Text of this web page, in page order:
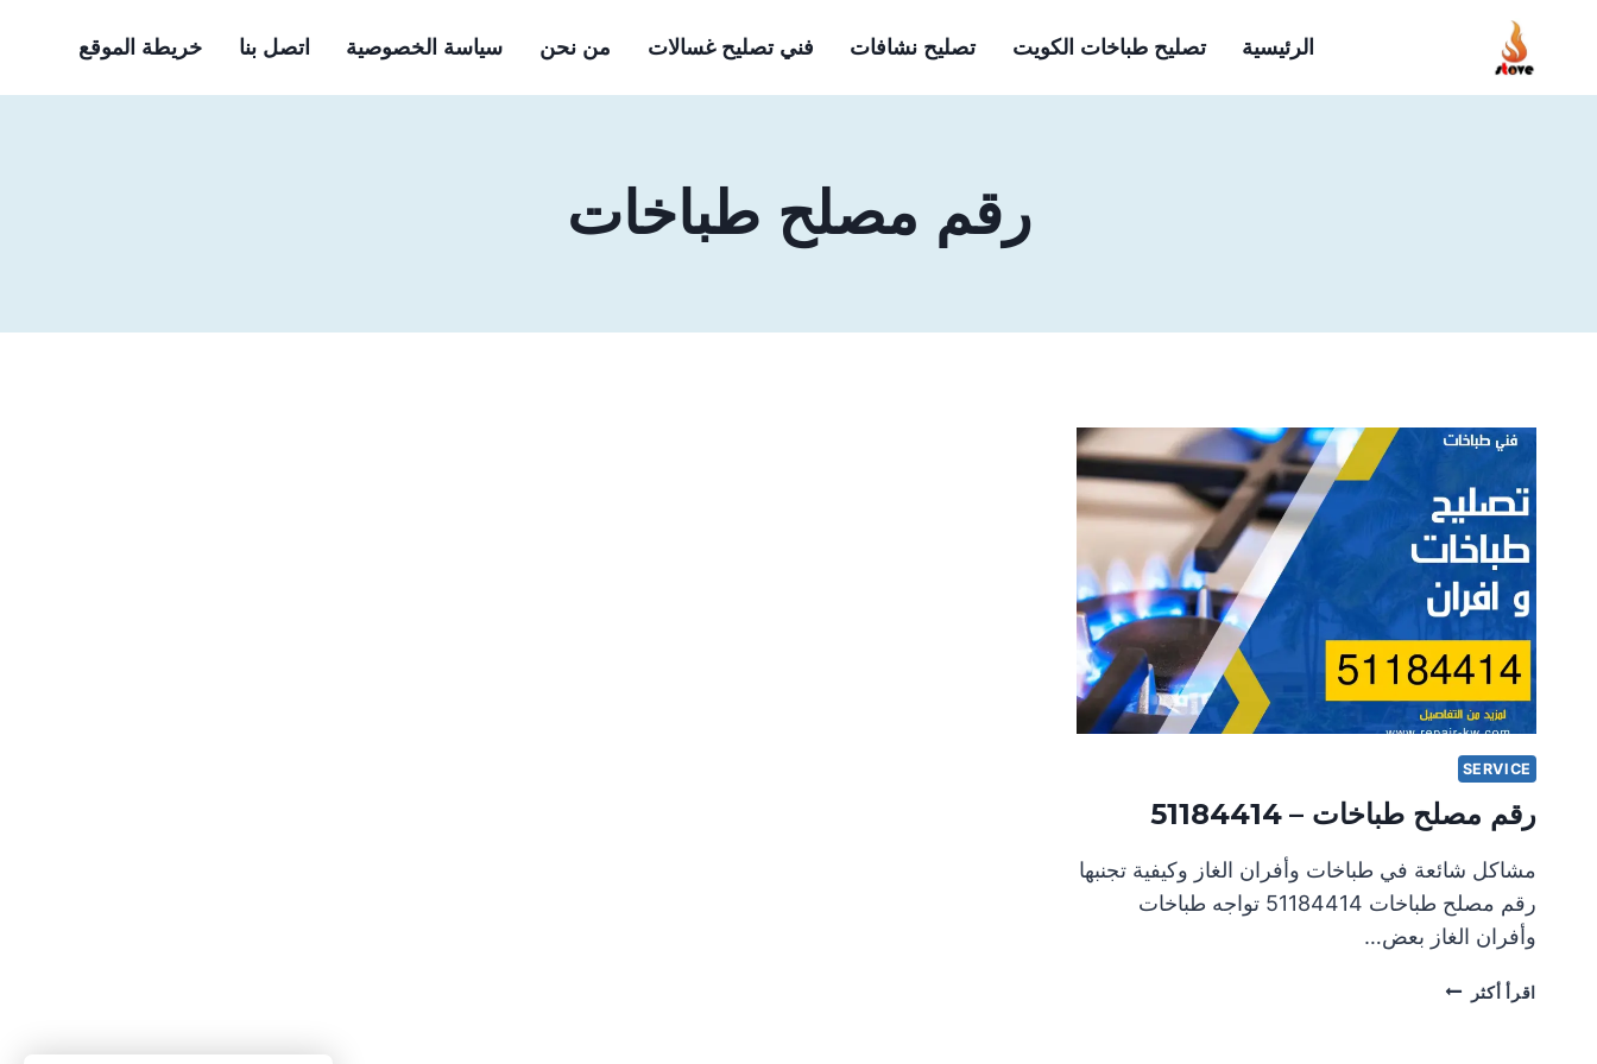
المحتوى
الرئيسية تصليح طباخات الكويت تصليح نشافات فني تصليح غسالات من نحن سياسة الخصوصية اتصل بنا خريطة الموقع
رقم مصلح طباخات
SERVICE
رقم مصلح طباخات – 51184414
مشاكل شائعة في طباخات وأفران الغاز وكيفية تجنبها
رقم مصلح طباخات 51184414 تواجه طباخات
وأفران الغاز بعض…
اقرأ أكثر
رقم